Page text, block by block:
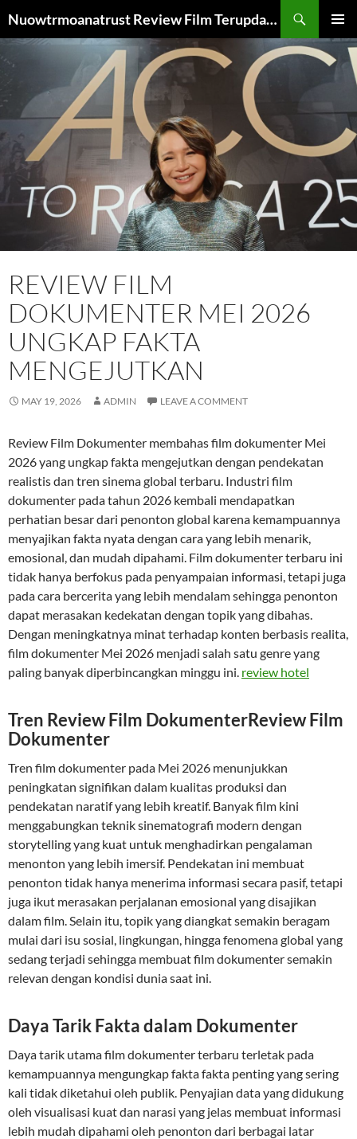
to
content
Nuowtrmoanatrust Review Film Terupdate dan Terbaru
MENU
REVIEW FILM
DOKUMENTER MEI 2026
UNGKAP FAKTA
MENGEJUTKAN
MAY 19, 2026 ADMIN LEAVE A COMMENT
Review Film Dokumenter membahas film dokumenter Mei
2026 yang ungkap fakta mengejutkan dengan pendekatan
realistis dan tren sinema global terbaru. Industri film
dokumenter pada tahun 2026 kembali mendapatkan
perhatian besar dari penonton global karena kemampuannya
menyajikan fakta nyata dengan cara yang lebih menarik,
emosional, dan mudah dipahami. Film dokumenter terbaru ini
tidak hanya berfokus pada penyampaian informasi, tetapi juga
pada cara bercerita yang lebih mendalam sehingga penonton
dapat merasakan kedekatan dengan topik yang dibahas.
Dengan meningkatnya minat terhadap konten berbasis realita,
film dokumenter Mei 2026 menjadi salah satu genre yang
paling banyak diperbincangkan minggu ini. review hotel
Tren Review Film DokumenterReview Film
Dokumenter
Tren film dokumenter pada Mei 2026 menunjukkan
peningkatan signifikan dalam kualitas produksi dan
pendekatan naratif yang lebih kreatif. Banyak film kini
menggabungkan teknik sinematografi modern dengan
storytelling yang kuat untuk menghadirkan pengalaman
menonton yang lebih imersif. Pendekatan ini membuat
penonton tidak hanya menerima informasi secara pasif, tetapi
juga ikut merasakan perjalanan emosional yang disajikan
dalam film. Selain itu, topik yang diangkat semakin beragam
mulai dari isu sosial, lingkungan, hingga fenomena global yang
sedang terjadi sehingga membuat film dokumenter semakin
relevan dengan kondisi dunia saat ini.
Daya Tarik Fakta dalam Dokumenter
Daya tarik utama film dokumenter terbaru terletak pada
kemampuannya mengungkap fakta fakta penting yang sering
kali tidak diketahui oleh publik. Penyajian data yang didukung
oleh visualisasi kuat dan narasi yang jelas membuat informasi
lebih mudah dipahami oleh penonton dari berbagai latar